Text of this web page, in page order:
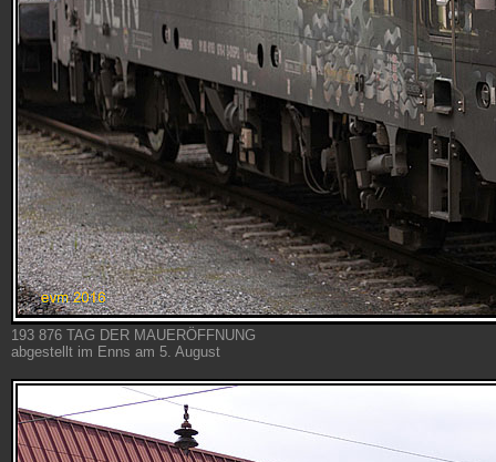
193 876 TAG DER MAUERÖFFNUNG
abgestellt im Enns am 5. August